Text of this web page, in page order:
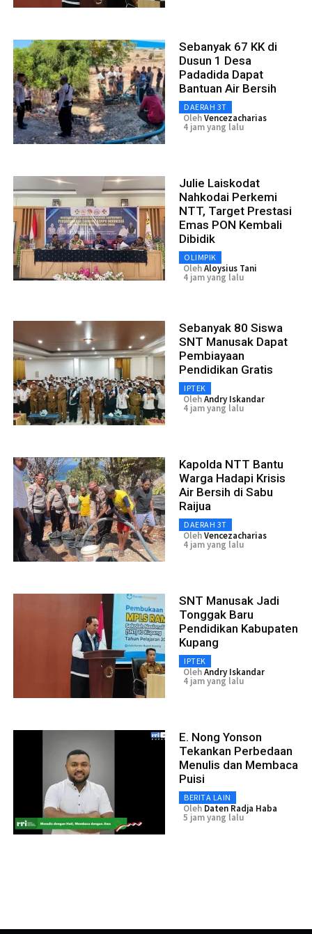
Sebanyak 67 KK di
Dusun 1 Desa
Padadida Dapat
Bantuan Air Bersih
DAERAH 3T
OlehVencezacharias
4 jam yang lalu
Julie Laiskodat
Nahkodai Perkemi
NTT, Target Prestasi
Emas PON Kembali
Dibidik
OLIMPIK
OlehAloysius Tani
4 jam yang lalu
Sebanyak 80 Siswa
SNT Manusak Dapat
Pembiayaan
Pendidikan Gratis
IPTEK
OlehAndry Iskandar
4 jam yang lalu
Kapolda NTT Bantu
Warga Hadapi Krisis
Air Bersih di Sabu
Raijua
DAERAH 3T
OlehVencezacharias
4 jam yang lalu
SNT Manusak Jadi
Tonggak Baru
Pendidikan Kabupaten
Kupang
IPTEK
OlehAndry Iskandar
4 jam yang lalu
E. Nong Yonson
Tekankan Perbedaan
Menulis dan Membaca
Puisi
BERITA LAIN
Oleh Daten Radja Haba
5 jam yang lalu